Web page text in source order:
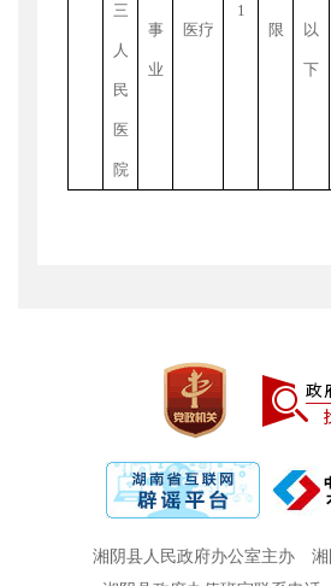
三
人
民
医
院
事
业
医疗
1
限 以
下
湘阴县人民政府办公室主办